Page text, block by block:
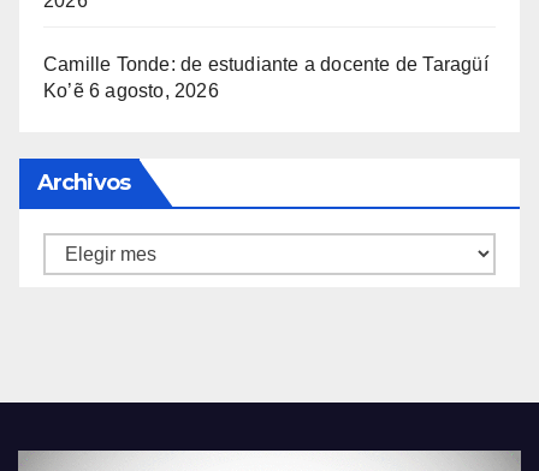
Camille Tonde: de estudiante a docente de Taragüí
Ko’ẽ 6 agosto, 2026
Archivos
Archivos